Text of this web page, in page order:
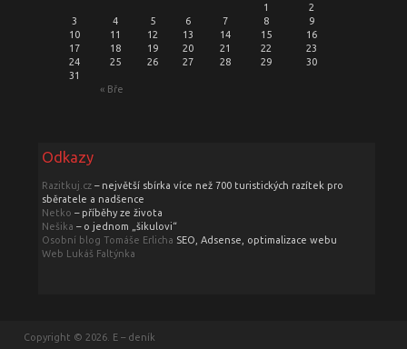
« Bře
1
2
3
4 5 6 7 8
9
10
11 12 13 14 15
16
17
18 19 20 21 22
23
24
25 26 27 28 29
30
31
Odkazy
Razitkuj.cz– největší sbírka více než 700 turistických razítek pro
sběratele a nadšence
Netko – příběhy ze života
Nešika – o jednom „šikulovi“
Osobní blog Tomáše Erlicha SEO, Adsense, optimalizace webu
Web Lukáš Faltýnka
Copyright © 2026. E – deník